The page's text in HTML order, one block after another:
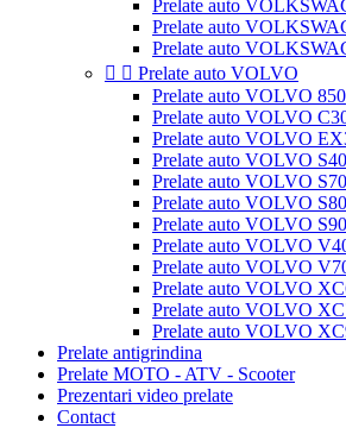
Prelate auto
Prelate auto
Prelate auto
  Prelate auto VOLVO
Prelate auto VOLVO 850
Prelate auto VOLVO
Prelate auto VOLVO
Prelate auto VOLVO S40
Prelate auto VOLVO S70
Prelate auto VOLVO S80
Prelate auto VOLVO S90
Prelate auto VOLVO
Prelate auto VOLVO
Prelate auto VOLVO
Prelate auto VOLVO
Prelate auto VOLVO
Prelate antigrindina
Prelate MOTO - ATV - Scooter
Prezentari video prelate
Contact